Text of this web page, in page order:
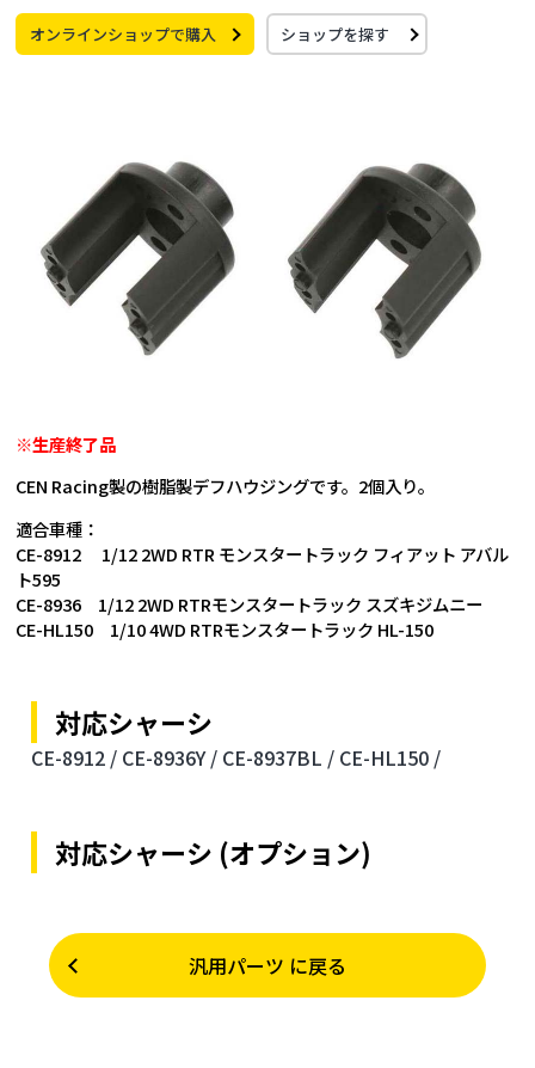
オンラインショップで購入 ショップを探す
※生産終了品
CEN Racing製の樹脂製デフハウジングです。2個入り。
適合車種：
CE-8912 1/12 2WD RTR モンスタートラック フィアット アバル
ト595
CE-8936 1/12 2WD RTRモンスタートラック スズキジムニー
CE-HL150 1/10 4WD RTRモンスタートラック HL-150
対応シャーシ
CE-8912 / CE-8936Y / CE-8937BL / CE-HL150 /
対応シャーシ (オプション)
汎用パーツ に戻る